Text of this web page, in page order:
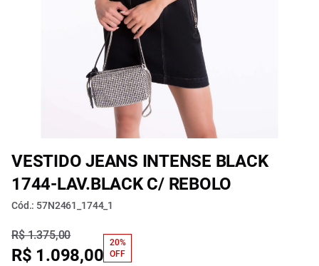
VESTIDO JEANS INTENSE BLACK
1744-LAV.BLACK C/ REBOLO
Cód.: 57N2461_1744_1
R$ 1.375,00
R$ 1.098,00
20%
OFF